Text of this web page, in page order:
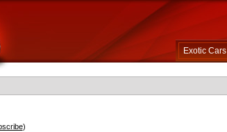
Exotic Cars
)